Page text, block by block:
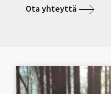
Ota yhteyttä